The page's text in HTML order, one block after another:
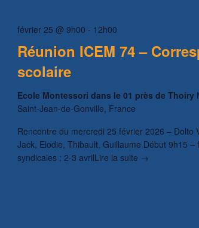
Réunion ICEM 74 –
scolaire
février 25 @ 9h00 - 12h00
Ecole Montessori dans le 01 près de Thoiry
Saint-Jean-de-Gonville, France
Rencontre du mercredi 25 février 2026 –
Jack, Elodie, Thibault, Guillaume Début 9h15
syndicales : 2-3 avrilLire la suite →